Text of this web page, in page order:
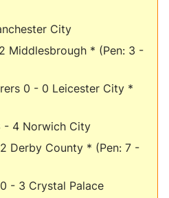
City
Middlesbrough * (Pen: 3 -
0 - 0 Leicester City *
- 4 Norwich City
Derby County * (Pen: 7 -
- 3 Crystal Palace